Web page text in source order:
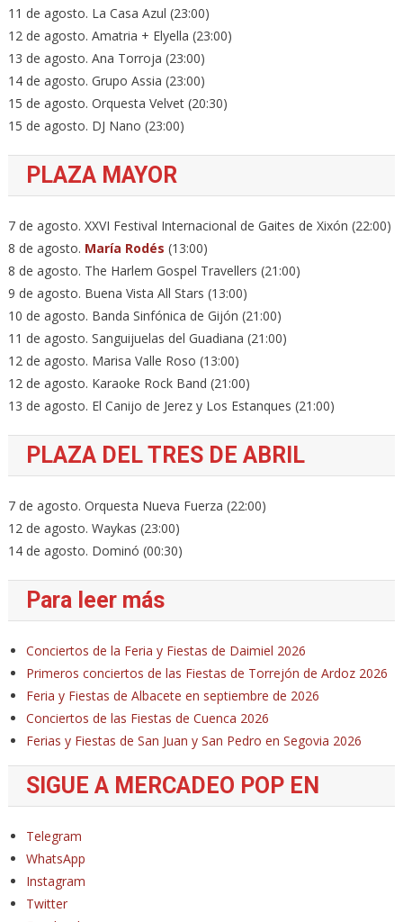
11 de agosto. La Casa Azul (23:00)
12 de agosto. Amatria + Elyella (23:00)
13 de agosto. Ana Torroja (23:00)
14 de agosto. Grupo Assia (23:00)
15 de agosto. Orquesta Velvet (20:30)
15 de agosto. DJ Nano (23:00)
PLAZA MAYOR
7 de agosto. XXVI Festival Internacional de Gaites de Xixón (22:00)
8 de agosto. María Rodés (13:00)
8 de agosto. The Harlem Gospel Travellers (21:00)
9 de agosto. Buena Vista All Stars (13:00)
10 de agosto. Banda Sinfónica de Gijón (21:00)
11 de agosto. Sanguijuelas del Guadiana (21:00)
12 de agosto. Marisa Valle Roso (13:00)
12 de agosto. Karaoke Rock Band (21:00)
13 de agosto. El Canijo de Jerez y Los Estanques (21:00)
PLAZA DEL TRES DE ABRIL
7 de agosto. Orquesta Nueva Fuerza (22:00)
12 de agosto. Waykas (23:00)
14 de agosto. Dominó (00:30)
Para leer más
Conciertos de la Feria y Fiestas de Daimiel 2026
Primeros conciertos de las Fiestas de Torrejón de Ardoz 2026
Feria y Fiestas de Albacete en septiembre de 2026
Conciertos de las Fiestas de Cuenca 2026
Ferias y Fiestas de San Juan y San Pedro en Segovia 2026
SIGUE A MERCADEO POP EN
Telegram
WhatsApp
Instagram
Twitter